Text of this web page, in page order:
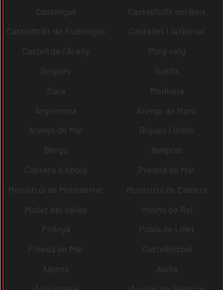
Castellgalí
Castellfullit del Boix
Castellfollit de Riubregós
Castellet i la Gornal
Castell de l´Areny
Puig-reig
Begues
Gallifa
Sora
Mediona
Argentona
Arenys de Munt
Arenys de Mar
Bigues i Riells
Berga
Bellprat
Cabrera d´Anoia
Premià de Mar
Monistrol de Montserrat
Monistrol de Calders
Mollet del Vallès
Molins de Rei
Polinyà
Pobla de Lillet
Pineda de Mar
Castellbisbal
Alpens
Alella